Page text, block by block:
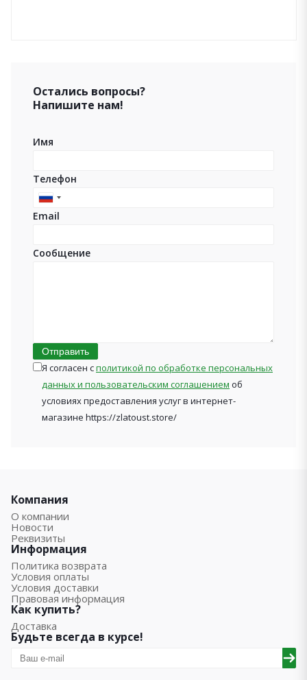
Остались вопросы?
Напишите нам!
Имя
Телефон
Russia
+7
Email
Сообщение
Отправить
Я согласен сполитикой по обработке персональных
данных и пользовательским соглашением об
условиях предоставления услуг в интернет-
магазине https://zlatoust.store/
Компания
О компании
Новости
Реквизиты
Информация
Политика возврата
Условия оплаты
Условия доставки
Правовая информация
Как купить?
Доставка
Будьте всегда в курсе!